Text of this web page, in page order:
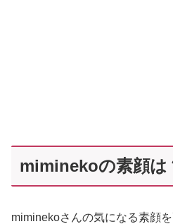
miminekoの素顔は
miminekoさんの気になる素顔